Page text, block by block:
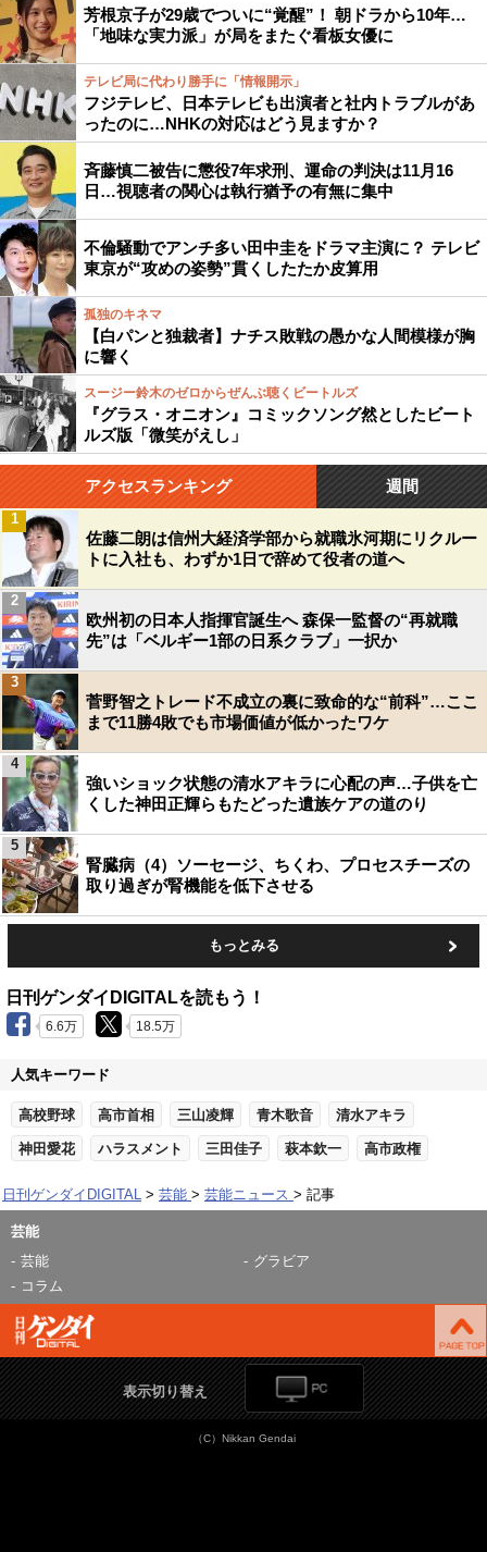
芳根京子が29歳でついに“覚醒”！ 朝ドラから10年…
「地味な実力派」が局をまたぐ看板女優に
テレビ局に代わり勝手に「情報開示」
フジテレビ、日本テレビも出演者と社内トラブルがあ
ったのに…NHKの対応はどう見ますか？
斉藤慎二被告に懲役7年求刑、運命の判決は11月16
日…視聴者の関心は執行猶予の有無に集中
不倫騒動でアンチ多い田中圭をドラマ主演に？ テレビ
東京が“攻めの姿勢”貫くしたたか皮算用
孤独のキネマ
【白パンと独裁者】ナチス敗戦の愚かな人間模様が胸
に響く
スージー鈴木のゼロからぜんぶ聴くビートルズ
『グラス・オニオン』コミックソング然としたビート
ルズ版「微笑がえし」
アクセスランキング 週間
佐藤二朗は信州大経済学部から就職氷河期にリクルー
トに入社も、わずか1日で辞めて役者の道へ
1
欧州初の日本人指揮官誕生へ 森保一監督の“再就職
先”は「ベルギー1部の日系クラブ」一択か
2
菅野智之トレード不成立の裏に致命的な“前科”…ここ
まで11勝4敗でも市場価値が低かったワケ
3
強いショック状態の清水アキラに心配の声…子供を亡
くした神田正輝らもたどった遺族ケアの道のり
4
腎臓病（4）ソーセージ、ちくわ、プロセスチーズの
取り過ぎが腎機能を低下させる
5
もっとみる
日刊ゲンダイDIGITALを読もう！
6.6万 18.5万
人気キーワード
高校野球 高市首相 三山凌輝 青木歌音 清水アキラ
神田愛花 ハラスメント 三田佳子 萩本欽一 高市政権
日刊ゲンダイDIGITAL 芸能 芸能ニュース 記事
芸能
芸能
グラビア
コラム
表示切り替え
（C）Nikkan Gendai